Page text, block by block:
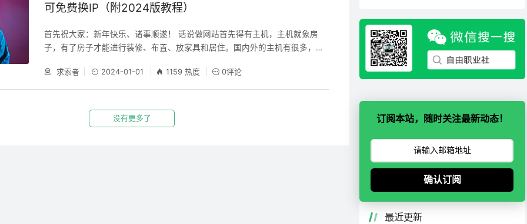
里云优势，如下图： 二、按转入流程一步步操作并提交，一般只需要完成上图
转入； 三、注意事项：1、一般域名距离申请日需超过60天‌、域名距离到期日
需超过15天‌；2、必须准备已认证实名模板，提交转入时必须勾选；3、原注册
了），有问题可随时咨询客服。 一、提交域名转入后，不用干等，可以先购买
阿里云主机。点阿里云主机购买页面，选择性价比最高的是99元或199元的云
可免费换IP（附2024版教程）
首先祝大家：新年快乐、诸事顺遂！ 话说做网站首先得有主机，主机就象房
子，有了房子才能进行装修、布置、放家具和居住。国内外的主机有很多，其
多少，只是不能备案。今天给大家介绍 一款国外的VPS主机--Hostwinds： Ho
stwinds公司成立于2010年，已运营了第14个年头，总部位于美国西雅图；主
实际上是cloud hosting，特点就是SLA即在线率特别高，官网写的99.9999%，
基本上不会掉线；数据中心有三个，分别是美国的西雅图和达拉斯，还有荷兰
求索者 2024-01-01 1159 热度 0评论
没有更多了 订阅本站，随时关注最新动态！
确认订阅
最近更新